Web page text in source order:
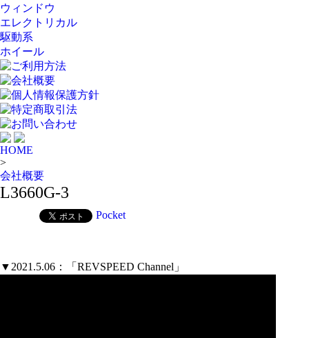
ウィンドウ
エレクトリカル
駆動系
ホイール
ご利用方法
会社概要
個人情報保護方針
特定商取引法
お問い合わせ
HOME
>
会社概要
L3660G-3
Pocket
▼2021.5.06：「REVSPEED Channel」